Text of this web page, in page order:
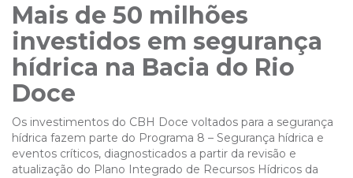
Mais de 50 milhões
investidos em segurança
hídrica na Bacia do Rio
Doce
Os investimentos do CBH Doce voltados para a segurança
hídrica fazem parte do Programa 8 – Segurança hídrica e
eventos críticos, diagnosticados a partir da revisão e
atualização do Plano Integrado de Recursos Hídricos da